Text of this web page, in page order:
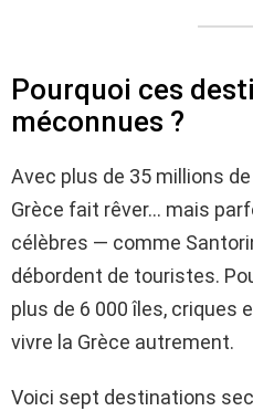
Pourquoi ces
méconnues ?
Avec plus de 35 millions
Grèce fait rêver… mais
célèbres — comme
débordent de touristes.
plus de 6 000 îles, criques
vivre la Grèce autrement.
Voici sept destinations